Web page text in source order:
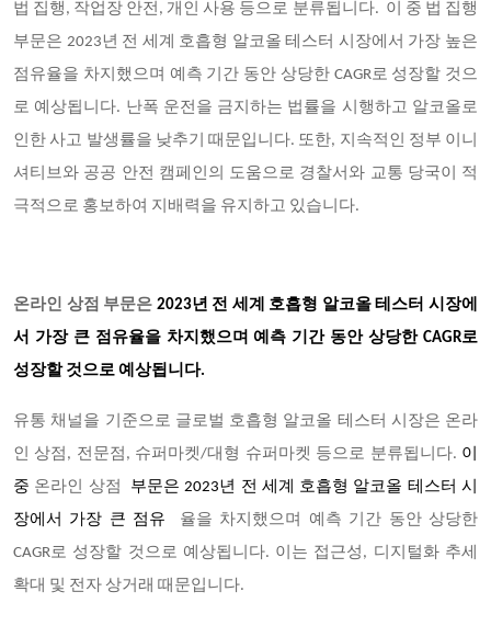
법 집행, 작업장 안전, 개인 사용 등으로 분류됩니다. 이 중 법 집행
부문은 2023년 전 세계 호흡형 알코올 테스터 시장에서 가장 높은
점유율을 차지했으며 예측 기간 동안 상당한 CAGR로 성장할 것으
로 예상됩니다. 난폭 운전을 금지하는 법률을 시행하고 알코올로
인한 사고 발생률을 낮추기 때문입니다. 또한, 지속적인 정부 이니
셔티브와 공공 안전 캠페인의 도움으로 경찰서와 교통 당국이 적
극적으로 홍보하여 지배력을 유지하고 있습니다.
온라인 상점 부문은 2023년 전 세계 호흡형 알코올 테스터 시장에
서 가장 큰 점유율을 차지했으며 예측 기간 동안 상당한 CAGR로
성장할 것으로 예상됩니다.
유통 채널을 기준으로 글로벌 호흡형 알코올 테스터 시장은 온라
인 상점, 전문점, 슈퍼마켓/대형 슈퍼마켓 등으로 분류됩니다. 이
중 온라인 상점
부문은 2023년 전 세계 호흡형 알코올 테스터 시
장에서 가장 큰 점유
율을 차지했으며 예측 기간 동안 상당한
CAGR로 성장할 것으로 예상됩니다. 이는 접근성, 디지털화 추세
확대 및 전자 상거래 때문입니다.